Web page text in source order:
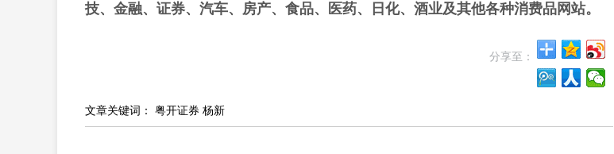
技、金融、证券、汽车、房产、食品、医药、日化、酒业及其他各种消费品网站。
分享至：
文章关键词： 粤开证券 杨新